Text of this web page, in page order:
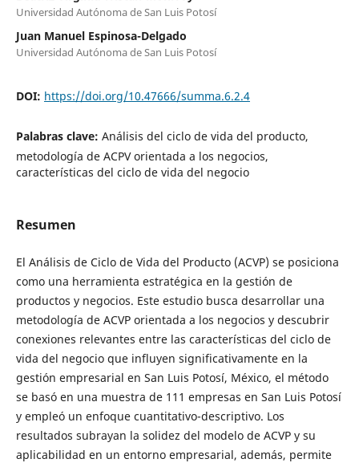
Universidad Autónoma de San Luis Potosí
Juan Manuel Espinosa-Delgado
Universidad Autónoma de San Luis Potosí
DOI: https://doi.org/10.47666/summa.6.2.4
Palabras clave: Análisis del ciclo de vida del producto,
metodología de ACPV orientada a los negocios,
características del ciclo de vida del negocio
Resumen
El Análisis de Ciclo de Vida del Producto (ACVP) se posiciona
como una herramienta estratégica en la gestión de
productos y negocios. Este estudio busca desarrollar una
metodología de ACVP orientada a los negocios y descubrir
conexiones relevantes entre las características del ciclo de
vida del negocio que influyen significativamente en la
gestión empresarial en San Luis Potosí, México, el método
se basó en una muestra de 111 empresas en San Luis Potosí
y empleó un enfoque cuantitativo-descriptivo. Los
resultados subrayan la solidez del modelo de ACVP y su
aplicabilidad en un entorno empresarial, además, permite